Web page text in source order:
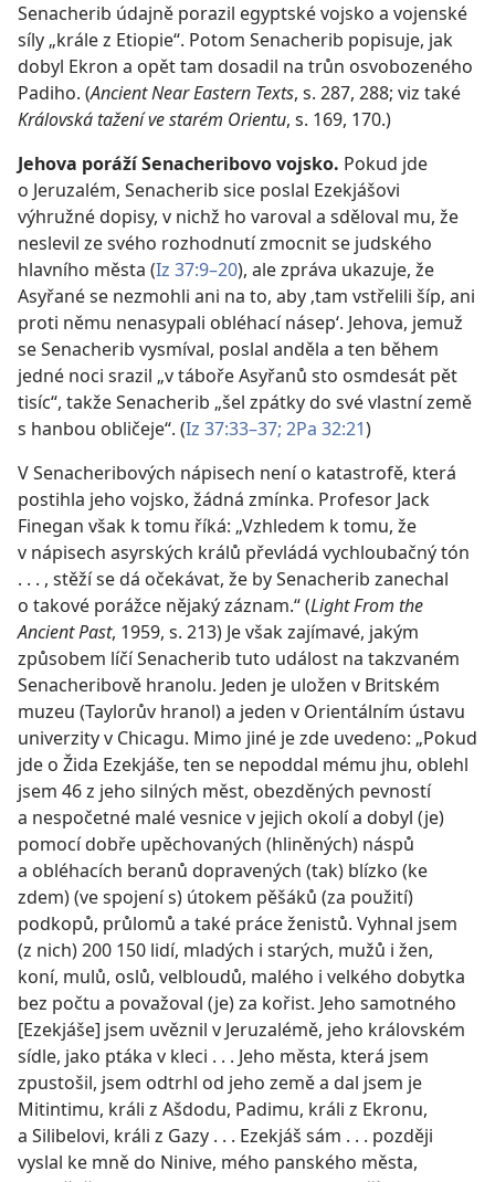
Senacherib údajně porazil egyptské vojsko a vojenské
síly „krále z Etiopie“. Potom Senacherib popisuje, jak
dobyl Ekron a opět tam dosadil na trůn osvobozeného
Padiho. (Ancient Near Eastern Texts, s. 287, 288; viz také
Královská tažení ve starém Orientu, s. 169, 170.)
Jehova poráží Senacheribovo vojsko. Pokud jde
o Jeruzalém, Senacherib sice poslal Ezekjášovi
výhružné dopisy, v nichž ho varoval a sděloval mu, že
neslevil ze svého rozhodnutí zmocnit se judského
hlavního města (Iz 37:9–20), ale zpráva ukazuje, že
Asyřané se nezmohli ani na to, aby ‚tam vstřelili šíp, ani
proti němu nenasypali obléhací násep‘. Jehova, jemuž
se Senacherib vysmíval, poslal anděla a ten během
jedné noci srazil „v táboře Asyřanů sto osmdesát pět
tisíc“, takže Senacherib „šel zpátky do své vlastní země
s hanbou obličeje“. (Iz 37:33–37; 2Pa 32:21)
V Senacheribových nápisech není o katastrofě, která
postihla jeho vojsko, žádná zmínka. Profesor Jack
Finegan však k tomu říká: „Vzhledem k tomu, že
v nápisech asyrských králů převládá vychloubačný tón
. . . , stěží se dá očekávat, že by Senacherib zanechal
o takové porážce nějaký záznam.“ (Light From the
Ancient Past, 1959, s. 213) Je však zajímavé, jakým
způsobem líčí Senacherib tuto událost na takzvaném
Senacheribově hranolu. Jeden je uložen v Britském
muzeu (Taylorův hranol) a jeden v Orientálním ústavu
univerzity v Chicagu. Mimo jiné je zde uvedeno: „Pokud
jde o Žida Ezekjáše, ten se nepoddal mému jhu, oblehl
jsem 46 z jeho silných měst, obezděných pevností
a nespočetné malé vesnice v jejich okolí a dobyl (je)
pomocí dobře upěchovaných (hliněných) náspů
a obléhacích beranů dopravených (tak) blízko (ke
zdem) (ve spojení s) útokem pěšáků (za použití)
podkopů, průlomů a také práce ženistů. Vyhnal jsem
(z nich) 200 150 lidí, mladých i starých, mužů i žen,
koní, mulů, oslů, velbloudů, malého i velkého dobytka
bez počtu a považoval (je) za kořist. Jeho samotného
[Ezekjáše] jsem uvěznil v Jeruzalémě, jeho královském
sídle, jako ptáka v kleci . . . Jeho města, která jsem
zpustošil, jsem odtrhl od jeho země a dal jsem je
Mitintimu, králi z Ašdodu, Padimu, králi z Ekronu,
a Silibelovi, králi z Gazy . . . Ezekjáš sám . . . později
vyslal ke mně do Ninive, mého panského města,